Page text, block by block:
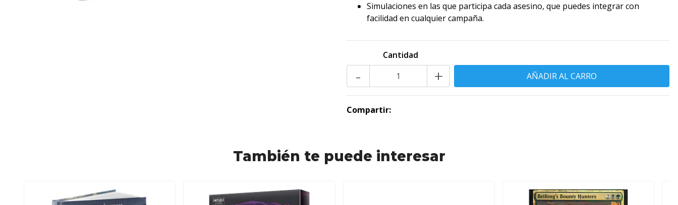
Simulaciones en las que participa cada asesino, que puedes integrar con
facilidad en cualquier campaña.
Cantidad
+
-
Compartir:
También te puede interesar